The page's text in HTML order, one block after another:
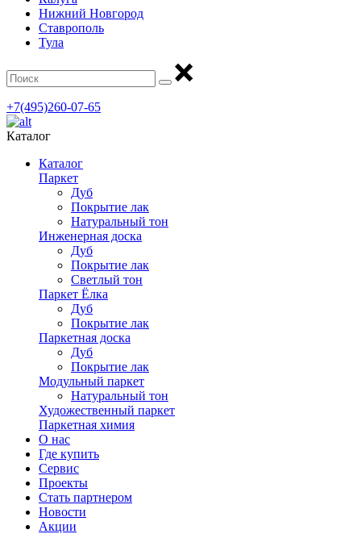
Нижний Новгород
Ставрополь
Тула
+7(495)260-07-65
Каталог
Каталог
Паркет
Дуб
Покрытие лак
Натуральный тон
Инженерная доска
Дуб
Покрытие лак
Светлый тон
Паркет Ёлка
Дуб
Покрытие лак
Паркетная доска
Дуб
Покрытие лак
Модульный паркет
Натуральный тон
Художественный паркет
Паркетная химия
О нас
Где купить
Сервис
Проекты
Стать партнером
Новости
Акции